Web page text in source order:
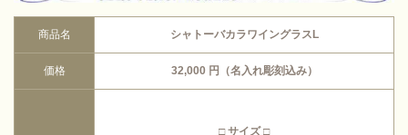
商品名 シャトーバカラワイングラスL
価格 32,000 円（名入れ彫刻込み）
□ サイズ □